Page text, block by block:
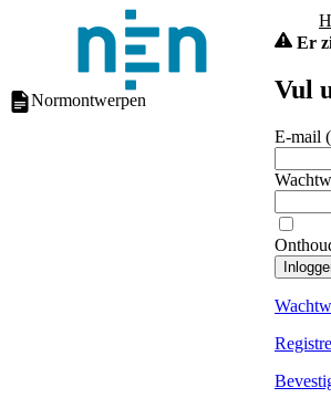
Normontwerpen
Er
Vul
E-mail